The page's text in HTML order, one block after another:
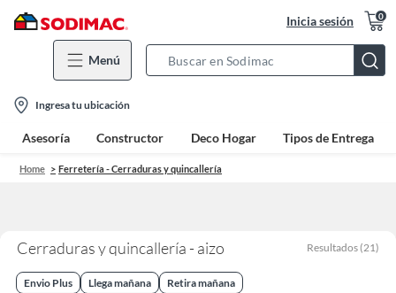
Inicia sesión 0
Menú
Bar
location-
icon
Ingresa tu ubicación
Asesoría Constructor Deco Hogar Tipos de Entrega
Home Ferretería - Cerraduras y quincallería
Cerraduras y quincallería - aizo Resultados (21)
Envio Plus Llega mañana Retira mañana